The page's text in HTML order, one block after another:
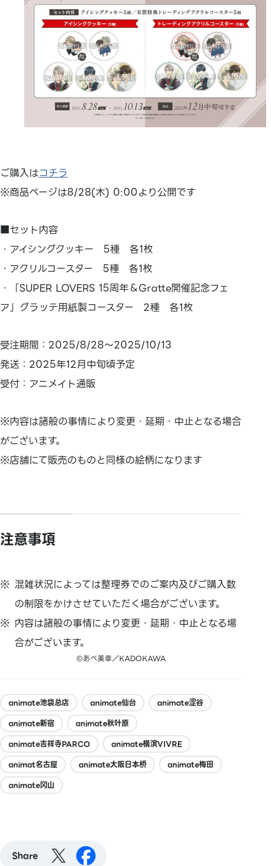
ご購入はコチラ
※商品ページは8/28(木) 0:00より公開です
■セット内容
・アイシングクッキー 5種 各1枚
・アクリルコースター 5種 各1枚
・「SUPER LOVERS 15周年＆Gratte開催記念フェ
ア」グラッテ用紙製コースター 2種 各1枚
受注期間：2025/8/28～2025/10/13
発送：2025年12月中旬頃予定
受付：アニメイト通販
※内容は諸般の事情により変更・延期・中止となる場合
がございます。
※店舗にて販売のものと同様の絵柄になります
注意事項
混雑状況によっては整理券でのご案内及びご購入数
の制限をかけさせていただく場合がございます。
内容は諸般の事情により変更・延期・中止となる場
合がございます。
©あべ美幸／KADOKAWA
animate池袋总店 animate仙台
animate涩谷
animate新宿
animate秋叶原
animate吉祥寺PARCO
animate横滨VIVRE
animat名古屋
animate大阪日本桥
animate梅田
animate冈山
Share